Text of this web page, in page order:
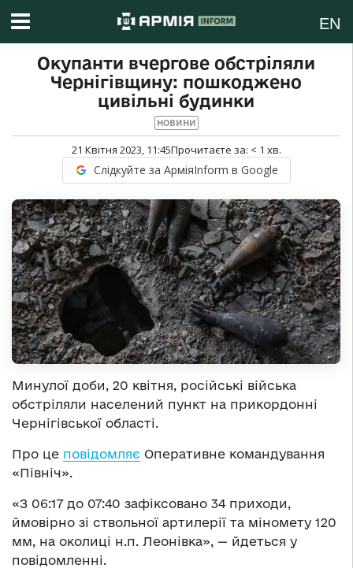
EN
Окупанти вчергове обстріляли
Чернігівщину: пошкоджено
цивільні будинки
НОВИНИ
21 Квітня 2023, 11:45Прочитаєте за: < 1 хв.
Слідкуйте за АрміяInform в Google
Минулої доби, 20 квітня, російські війська
обстріляли населений пункт на прикордонні
Чернігівської області.
Про це повідомляє Оперативне командування
«Північ».
«З 06:17 до 07:40 зафіксовано 34 приходи,
ймовірно зі ствольної артилерії та міномету 120
мм, на околиці н.п. Леонівка», — йдеться у
повідомленні.